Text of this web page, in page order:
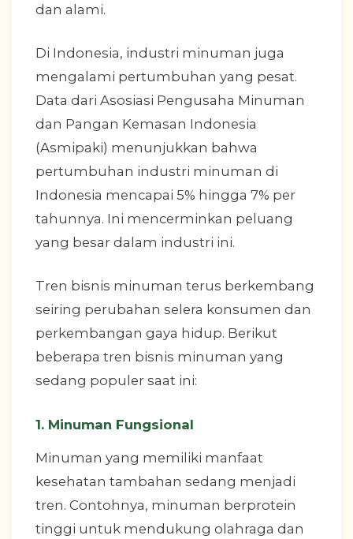
dan alami.
Di Indonesia, industri minuman juga
mengalami pertumbuhan yang pesat.
Data dari Asosiasi Pengusaha Minuman
dan Pangan Kemasan Indonesia
(Asmipaki) menunjukkan bahwa
pertumbuhan industri minuman di
Indonesia mencapai 5% hingga 7% per
tahunnya. Ini mencerminkan peluang
yang besar dalam industri ini.
Tren bisnis minuman terus berkembang
seiring perubahan selera konsumen dan
perkembangan gaya hidup. Berikut
beberapa tren bisnis minuman yang
sedang populer saat ini:
1. Minuman Fungsional
Minuman yang memiliki manfaat
kesehatan tambahan sedang menjadi
tren. Contohnya, minuman berprotein
tinggi untuk mendukung olahraga dan